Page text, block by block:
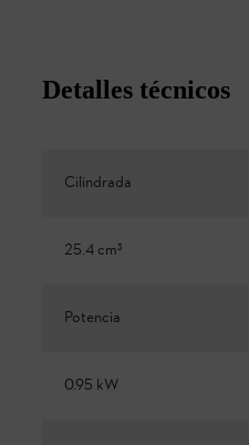
Detalles técnicos
Cilindrada
25.4 cm³
Potencia
0.95 kW